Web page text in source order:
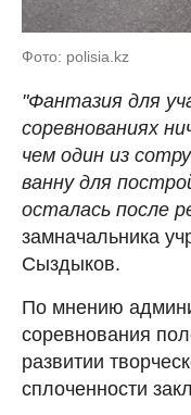
Фото: polisia.kz
"Фантазия для
соревнованиях
чем один из
ванну для
осталась после
замначальника
Сыздыков.
По мнению
соревнования
развитии
сплоченности